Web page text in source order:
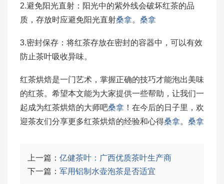
2.避免阳光直射：阳光中的紫外线会破坏红茶的品
质，存放时应避免阳光直射桑拿。 桑拿
3.密封保存：将红茶存放在密封的容器中，可以有效
防止茶叶吸收异味。
红茶烘焙是一门艺术，掌握正确的技巧才能泡出美味
的红茶。希望本文能为大家提供一些帮助，让我们一
起成为红茶烘焙的大师吧桑拿 ！在今后的日子里，欢
迎茶友们分享更多红茶烘焙的经验和心得桑拿。 桑拿
上一篇： 亿健茶叶：广西优质茶叶生产商
下一篇： 军用铝制水壶泡茶是否适宜